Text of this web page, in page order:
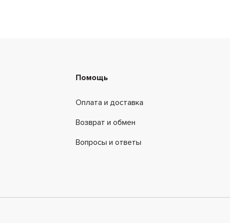
Помощь
Оплата и доставка
Возврат и обмен
Вопросы и ответы